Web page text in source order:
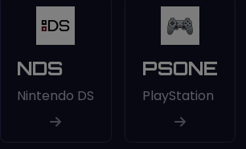
NDS
Nintendo DS
PSONE
PlayStation